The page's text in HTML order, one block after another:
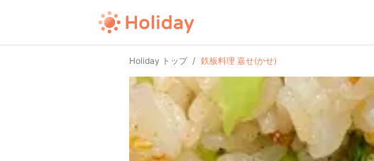
Holiday トップ 鉄板料理 嘉せ(かせ)